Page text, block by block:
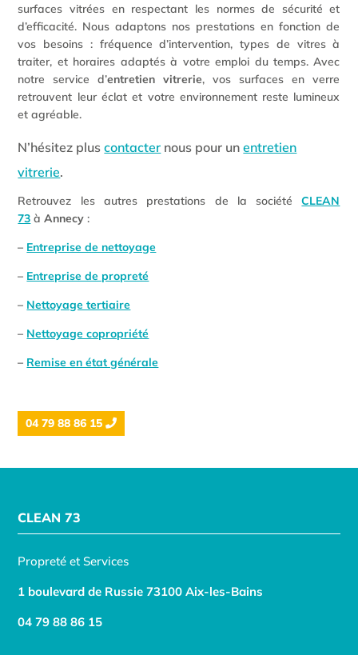
surfaces vitrées en respectant les normes de sécurité et
d’efficacité. Nous adaptons nos prestations en fonction de
vos besoins : fréquence d’intervention, types de vitres à
traiter, et horaires adaptés à votre emploi du temps. Avec
notre service d’entretien vitrerie, vos surfaces en verre
retrouvent leur éclat et votre environnement reste lumineux
et agréable.
N’hésitez pluscontacter nous pour unentretien
vitrerie.
Retrouvez les autres prestations de la sociétéCLEAN
73 àAnnecy :
– Entreprise de nettoyage
– Entreprise de propreté
– Nettoyage tertiaire
– Nettoyage copropriété
– Remise en état générale
04 79 88 86 15
CLEAN 73
Propreté et Services
1 boulevard de Russie 73100 Aix-les-Bains
04 79 88 86 15